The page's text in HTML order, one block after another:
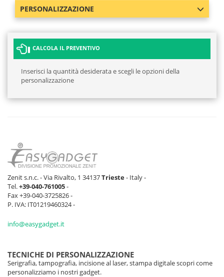
PERSONALIZZAZIONE
CALCOLA IL PREVENTIVO
Inserisci la quantità desiderata e scegli le opzioni della
personalizzazione
Zenit s.n.c. - Via Rivalto, 1 34137Trieste- Italy -
Tel.+39-040-761005-
Fax +39-040-3725826 -
P. IVA: IT01219460324 -
info@easygadget.it
TECNICHE DI PERSONALIZZAZIONE
Serigrafia, tampografia, incisione al laser, stampa digitale scopri come
personalizziamo i nostri gadget.